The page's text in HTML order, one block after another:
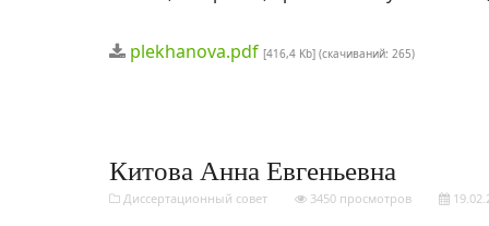
plekhanova.pdf [416,4 Kb] (cкачиваний: 265)
Китова Анна Евгеньевна
Диссертационный совет 3450 просмотров